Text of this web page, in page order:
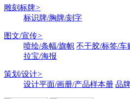
雕刻标牌>
标识牌/胸牌/刻字
图文/宣传>
喷绘/条幅/旗帜 不干胶/标签/车
拉宝/海报
策划/设计>
设计平面/画册/产品样本册 品